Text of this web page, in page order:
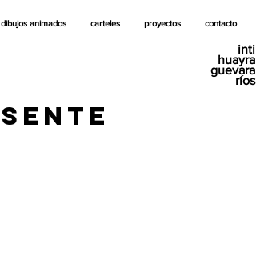
inti
huayra
guevara
ríos
dibujos animados carteles proyectos contacto